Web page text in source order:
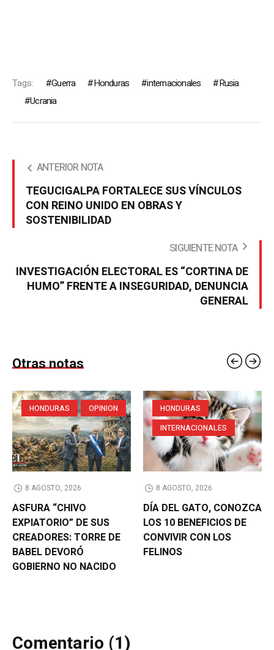
Tags: Guerra Honduras internacionales
Rusia
Ucrania
ANTERIOR NOTA
TEGUCIGALPA FORTALECE SUS VÍNCULOS
CON REINO UNIDO EN OBRAS Y
SOSTENIBILIDAD
SIGUIENTE NOTA
INVESTIGACIÓN ELECTORAL ES “CORTINA DE
HUMO” FRENTE A INSEGURIDAD, DENUNCIA
GENERAL
Otras notas
HONDURAS OPINION
8 AGOSTO, 2026
ASFURA “CHIVO
EXPIATORIO” DE SUS
CREADORES: TORRE DE
BABEL DEVORÓ
GOBIERNO NO NACIDO
HONDURAS
INTERNACIONALES
8 AGOSTO, 2026
DÍA DEL GATO, CONOZCA
LOS 10 BENEFICIOS DE
CONVIVIR CON LOS
FELINOS
Comentario (1)